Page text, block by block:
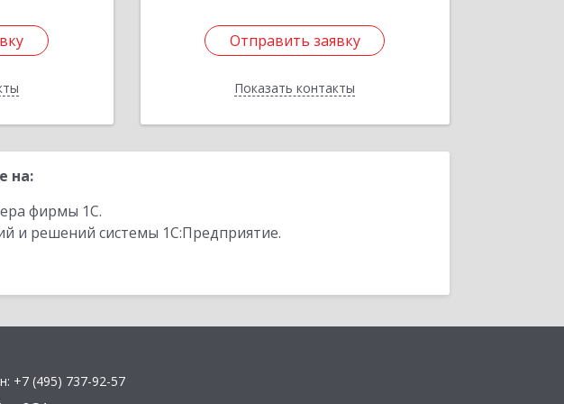
Отправить заявку
Показать контакты
Отправить заявку
Назад
на:
фирмы 1С.
и решений системы 1С:Предприятие.
+7 (495) 737-92-57